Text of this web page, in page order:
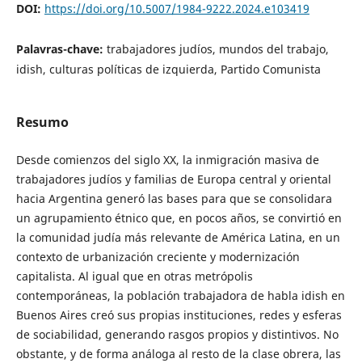
DOI: https://doi.org/10.5007/1984-9222.2024.e103419
Palavras-chave: trabajadores judíos, mundos del trabajo,
idish, culturas políticas de izquierda, Partido Comunista
Resumo
Desde comienzos del siglo XX, la inmigración masiva de
trabajadores judíos y familias de Europa central y oriental
hacia Argentina generó las bases para que se consolidara
un agrupamiento étnico que, en pocos años, se convirtió en
la comunidad judía más relevante de América Latina, en un
contexto de urbanización creciente y modernización
capitalista. Al igual que en otras metrópolis
contemporáneas, la población trabajadora de habla idish en
Buenos Aires creó sus propias instituciones, redes y esferas
de sociabilidad, generando rasgos propios y distintivos. No
obstante, y de forma análoga al resto de la clase obrera, las